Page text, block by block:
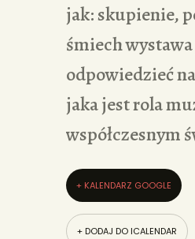
jak: skupienie,
śmiech
odpowiedzieć
jaka jest rola
współczesnym
+ KALENDARZ GOOGLE
+ DODAJ DO ICALENDAR